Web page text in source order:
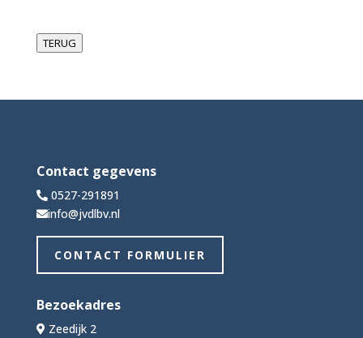
TERUG
Contact gegevens
0527-291891
info@jvdlbv.nl
CONTACT FORMULIER
Bezoekadres
Zeedijk 2